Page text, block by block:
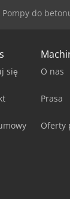
Pompy do
się O nas
Prasa
Oferty